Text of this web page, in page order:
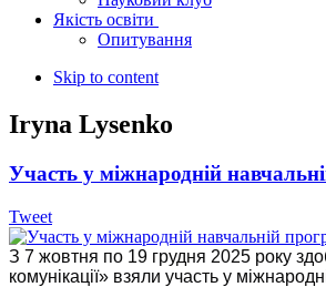
Якість освіти
Опитування
Skip to content
Iryna Lysenko
Участь у міжнародній
Tweet
З 7 жовтня по 19 грудня 2025 року
комунікації» взяли участь у